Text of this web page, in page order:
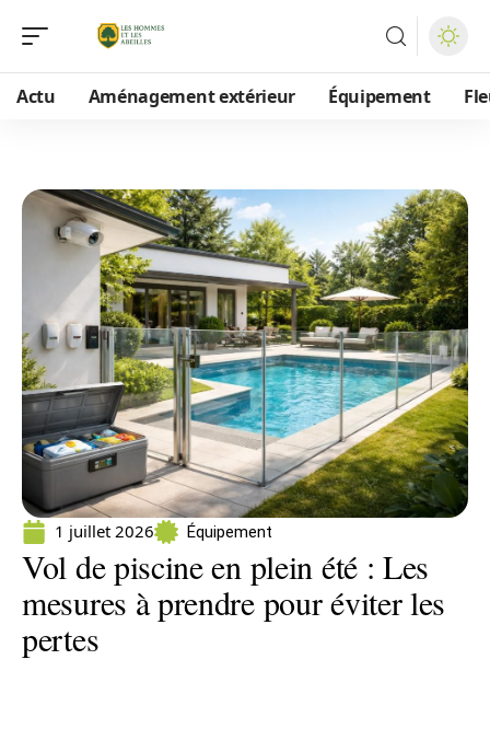
Actu Aménagement extérieur Équipement
1 juillet 2026 Équipement
Vol de piscine en plein été : Les
mesures à prendre pour éviter les
pertes